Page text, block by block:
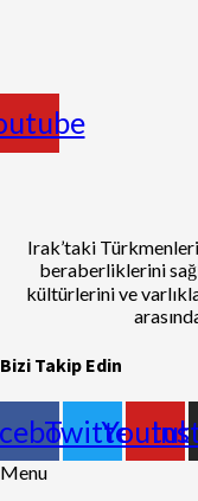
Irak’taki
beraberliklerini
kültürlerini ve
Bizi Takip Edin
Twitter
Menu